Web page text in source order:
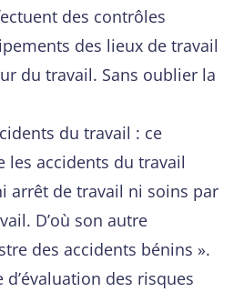
des contrôles
des lieux de travail
du travail. Sans oublier la
du travail : ce
les accidents du travail
arrêt de travail ni soins par
D’où son autre
des accidents bénins ».
des risques